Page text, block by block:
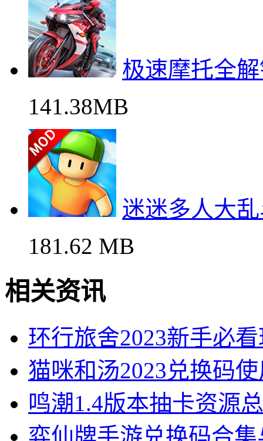
极速摩托全
141.38MB
迷迷多人大
181.62 MB
相关资讯
环行旅舍2023新手必
猫咪和汤2023兑换码
鸣潮1.4版本抽卡资源
弈仙牌手游兑换码合